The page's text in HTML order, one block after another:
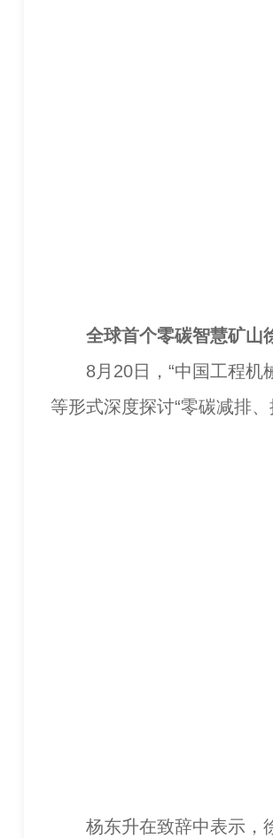
全球首个零碳智慧矿山
8月20日，“中国工程机械
等形式深度探讨“零碳减排
杨东升在致辞中表示，徐